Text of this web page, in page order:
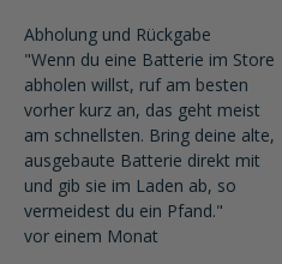
Abholung und Rückgabe
"Wenn du eine Batterie im Store
abholen willst, ruf am besten
vorher kurz an, das geht meist
am schnellsten. Bring deine alte,
ausgebaute Batterie direkt mit
und gib sie im Laden ab, so
vermeidest du ein Pfand."
vor einem Monat